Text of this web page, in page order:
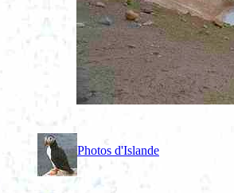
Photos d'Islande